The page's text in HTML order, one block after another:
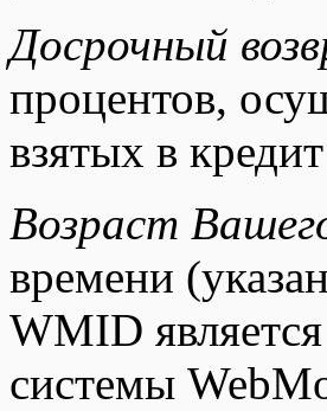
Досрочный
процентов,
взятых в
Возраст
времени
WMID
системы